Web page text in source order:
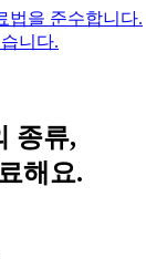
법을 준수합니다.
니다.
종류,
해요.